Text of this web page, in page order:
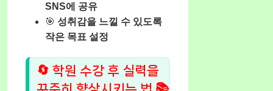
SNS에 공유
🎯 성취감을 느낄 수 있도록
작은 목표 설정
🔄 학원 수강 후 실력을